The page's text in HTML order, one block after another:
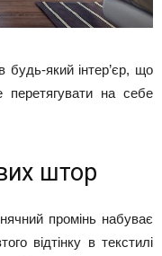
будь-який інтер’єр, що
перетягувати на себе
штор
промінь набуває
відтінку в текстилі